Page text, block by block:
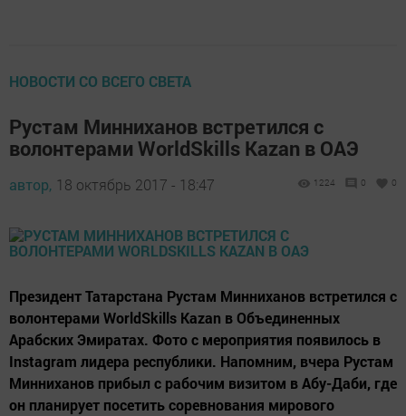
НОВОСТИ СО ВСЕГО СВЕТА
Рустам Минниханов встретился с
волонтерами WorldSkills Kazan в ОАЭ
автор, 18 октябрь 2017 - 18:47 1224 0 0
Президент Татарстана Рустам Минниханов встретился с
волонтерами WorldSkills Kazan в Объединенных
Арабских Эмиратах. Фото с мероприятия появилось в
Instagram лидера республики. Напомним, вчера Рустам
Минниханов прибыл с рабочим визитом в Абу-Даби, где
он планирует посетить соревнования мирового